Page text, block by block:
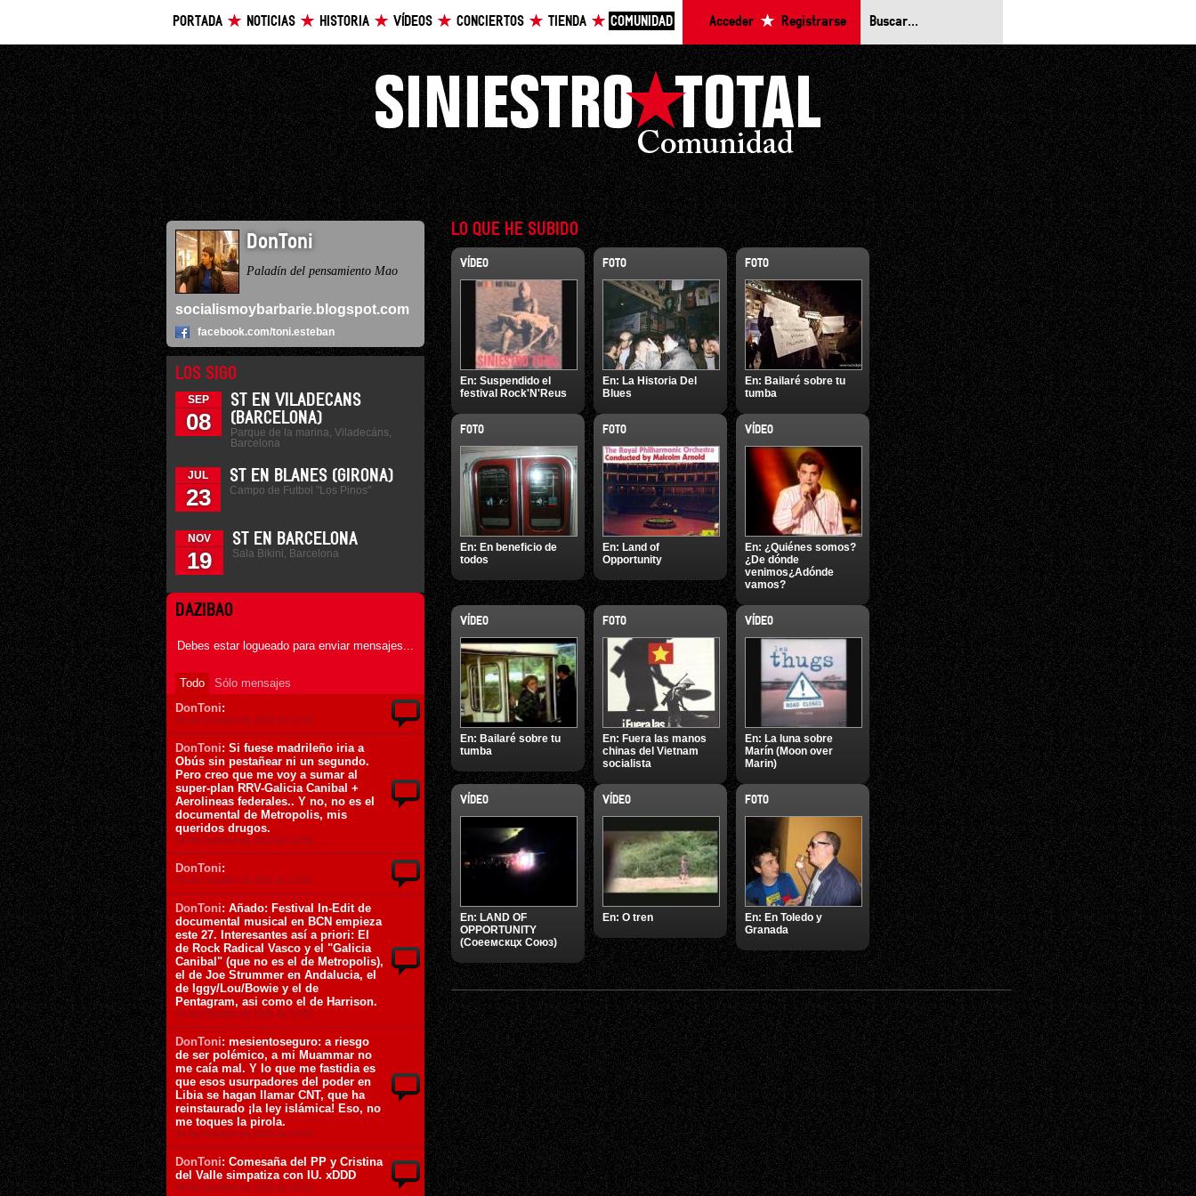
PORTADA NOTICIAS HISTORIA VÍDEOS CONCIERTOS TIENDA COMUNIDAD Acceder Registrarse
DonToni
Paladín del pensamiento Mao
socialismoybarbarie.blogspot.com
facebook.com/toni.esteban
LOS SIGO
SEP
08
ST EN VILADECANS
(BARCELONA)
Parque de la marina, Viladecáns,
Barcelona
JUL
23
ST EN BLANES (GIRONA)
Campo de Futbol "Los Pinos"
NOV
19
ST EN BARCELONA
Sala Bikini, Barcelona
DAZIBAO
Debes estar logueado para enviar mensajes...
Todo
Sólo mensajes
DonToni:
26 de Octubre de 2011 ás 12:32
DonToni: Si fuese madrileño iria a
Obús sin pestañear ni un segundo.
Pero creo que me voy a sumar al
super-plan RRV-Galicia Canibal +
Aerolineas federales.. Y no, no es el
documental de Metropolis, mis
queridos drugos.
26 de Octubre de 2011 ás 12:00
DonToni:
25 de Octubre de 2011 ás 10:53
DonToni: Añado: Festival In-Edit de
documental musical en BCN empieza
este 27. Interesantes así a priori: El
de Rock Radical Vasco y el "Galicia
Canibal" (que no es el de Metropolis),
el de Joe Strummer en Andalucia, el
de Iggy/Lou/Bowie y el de
Pentagram, asi como el de Harrison.
25 de Octubre de 2011 ás 10:52
DonToni: mesientoseguro: a riesgo
de ser polémico, a mi Muammar no
me caía mal. Y lo que me fastidia es
que esos usurpadores del poder en
Libia se hagan llamar CNT, que ha
reinstaurado ¡la ley islámica! Eso, no
me toques la pirola.
24 de Octubre de 2011 ás 09:42
DonToni: Comesaña del PP y Cristina
del Valle simpatiza con IU. xDDD
24 de Octubre de 2011 ás 09:31
LO QUE HE SUBIDO
VÍDEO
En: Suspendido el
festival Rock'N'Reus
FOTO
En: La Historia Del
Blues
FOTO
En: Bailaré sobre tu
tumba
FOTO
En: En beneficio de
todos
FOTO
En: Land of
Opportunity
VÍDEO
En: ¿Quiénes somos?
¿De dónde
venimos¿Adónde
vamos?
VÍDEO
En: Bailaré sobre tu
tumba
FOTO
En: Fuera las manos
chinas del Vietnam
socialista
VÍDEO
En: La luna sobre
Marín (Moon over
Marin)
VÍDEO
En: LAND OF
OPPORTUNITY
(Соеемскцх Союз)
VÍDEO
En: O tren
FOTO
En: En Toledo y
Granada